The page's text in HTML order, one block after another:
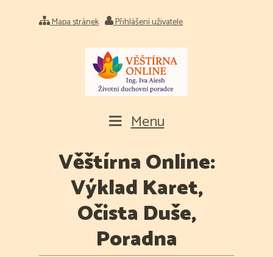
Mapa stránek Přihlášení uživatele
Menu
Věštírna Online:
Výklad Karet,
Očista Duše,
Poradna